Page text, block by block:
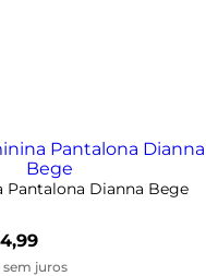
Pantalona Dianna Bege
sem juros